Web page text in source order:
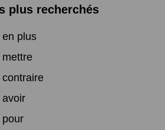
plus recherchés
en plus
mettre
contraire
avoir
pour